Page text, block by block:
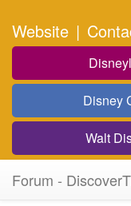
Website |
Disney
Walt
Forum -